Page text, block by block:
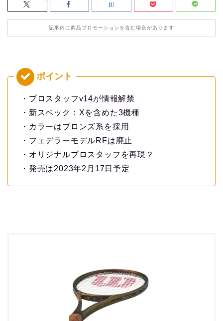
記事内に商品プロモーションを含む場合があります
・プロスタッフv14が情報解禁
・新スペック：Xを含めた3機種
・カラーはブロンズ系を採用
・フェデラーモデルRFは廃止
・オリジナルプロスタッフを再現？
・発売は2023年2月17日予定